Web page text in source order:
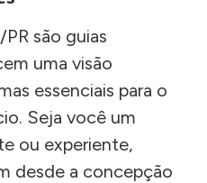
são guias
uma visão
essenciais para o
Seja você um
ou experiente,
desde a concepção